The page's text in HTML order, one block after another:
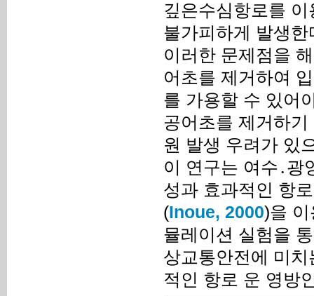
깊은수심항로를
불가피하게 발생한
이러한 문제점을
어초를 제거하여
를 가용할 수 있어
공어초를 제거하
원 발생 우려가 있
이 연구는 여수․광
성과 효과적인 항
(Inoue, 2000)을
뮬레이션 실험을
상교통안전에 미
적인 항로 운 영방